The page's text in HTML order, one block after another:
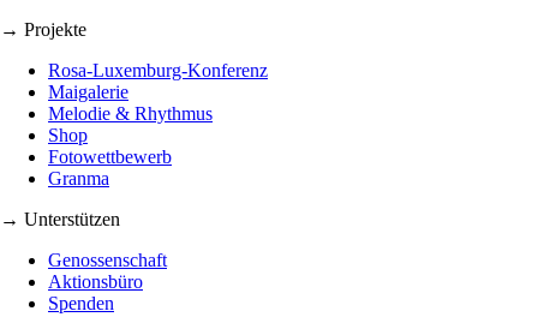
→ Projekte
Rosa-Luxemburg-Konferenz
Maigalerie
Melodie & Rhythmus
Shop
Fotowettbewerb
Granma
→ Unterstützen
Genossenschaft
Aktionsbüro
Spenden